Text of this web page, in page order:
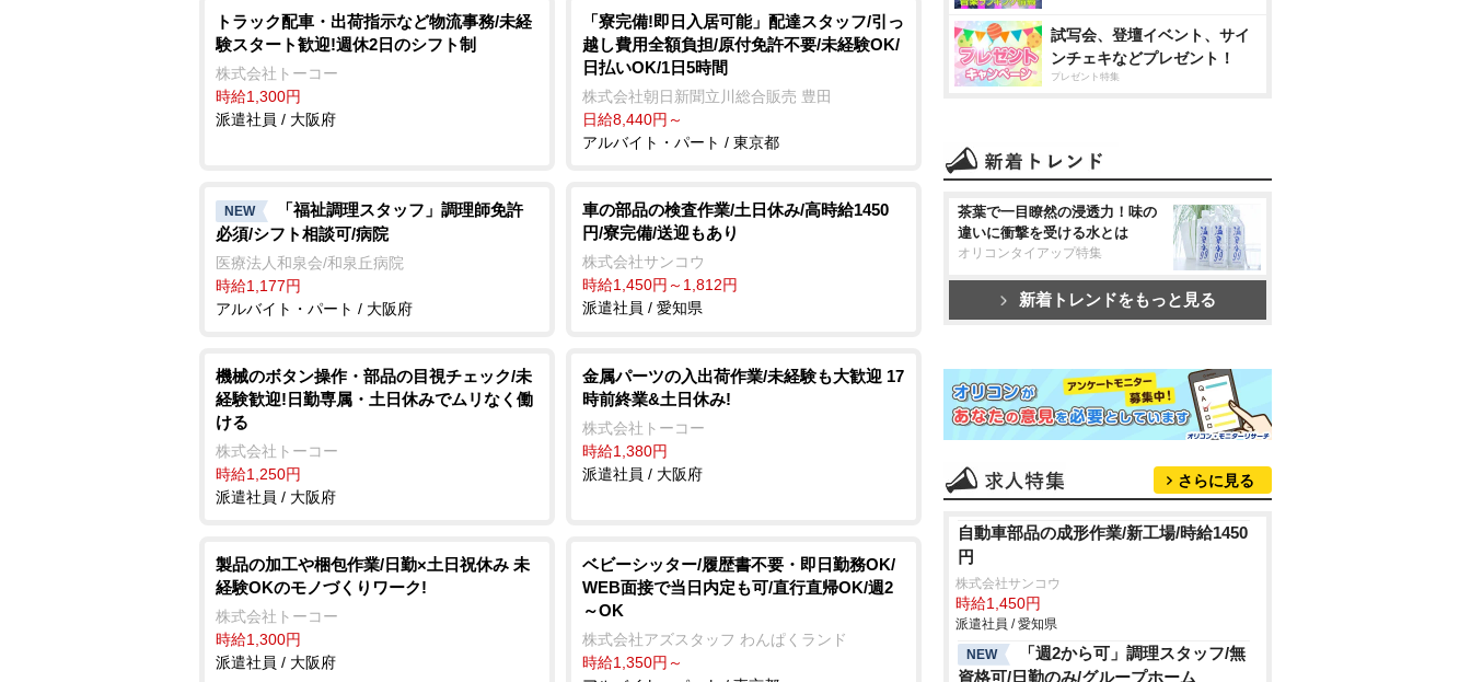
トラック配車・出荷指示など物流事務/未経
験スタート歓迎!週休2日のシフト制
株式会社トーコー
時給1,300円
派遣社員 / 大阪府
「寮完備!即日入居可能」配達スタッフ/引っ
越し費用全額負担/原付免許不要/未経験OK/
日払いOK/1日5時間
株式会社朝日新聞立川総合販売 豊田
日給8,440円～
アルバイト・パート / 東京都
NEW
「福祉調理スタッフ」調理師免許
必須/シフト相談可/病院
医療法人和泉会/和泉丘病院
時給1,177円
アルバイト・パート / 大阪府
車の部品の検査作業/土日休み/高時給1450
円/寮完備/送迎もあり
株式会社サンコウ
時給1,450円～1,812円
派遣社員 / 愛知県
機械のボタン操作・部品の目視チェック/未
経験歓迎!日勤専属・土日休みでムリなく働
ける
株式会社トーコー
時給1,250円
派遣社員 / 大阪府
金属パーツの入出荷作業/未経験も大歓迎 17
時前終業&土日休み!
株式会社トーコー
時給1,380円
派遣社員 / 大阪府
製品の加工や梱包作業/日勤×土日祝休み 未
経験OKのモノづくりワーク!
株式会社トーコー
時給1,300円
派遣社員 / 大阪府
ベビーシッター/履歴書不要・即日勤務OK/
WEB面接で当日内定も可/直行直帰OK/週2
～OK
株式会社アズスタッフ わんぱくランド
時給1,350円～
試写会、登壇イベント、サイ
ンチェキなどプレゼント！
プレゼント特集
茶葉で一目瞭然の浸透力！味の
違いに衝撃を受ける水とは
オリコンタイアップ特集
新着トレンドをもっと見る
さらに見る
自動車部品の成形作業/新工場/時給1450
円
株式会社サンコウ
時給1,450円
派遣社員 / 愛知県
NEW
「週2から可」調理スタッフ/無
資格可/日勤のみ/グループホーム